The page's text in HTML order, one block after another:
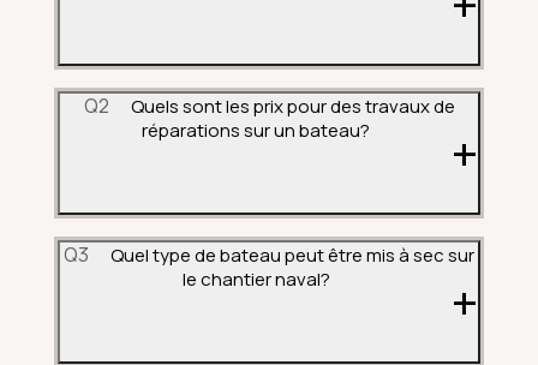
Q2
Quels sont les prix pour des travaux de
réparations sur un bateau?
Q3
Quel type de bateau peut être mis à sec sur
le chantier naval?